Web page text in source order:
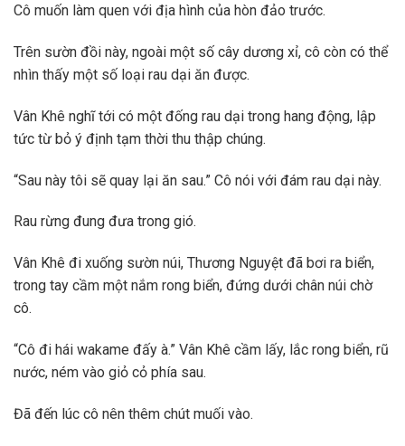
Cô muốn làm quen với địa hình của hòn đảo trước.
Trên sườn đồi này, ngoài một số cây dương xỉ, cô còn có thể
nhìn thấy một số loại rau dại ăn được.
Vân Khê nghĩ tới có một đống rau dại trong hang động, lập
tức từ bỏ ý định tạm thời thu thập chúng.
“Sau này tôi sẽ quay lại ăn sau.” Cô nói với đám rau dại này.
Rau rừng đung đưa trong gió.
Vân Khê đi xuống sườn núi, Thương Nguyệt đã bơi ra biển,
trong tay cầm một nắm rong biển, đứng dưới chân núi chờ
cô.
“Cô đi hái wakame đấy à.” Vân Khê cầm lấy, lắc rong biển, rũ
nước, ném vào giỏ cỏ phía sau.
Đã đến lúc cô nên thêm chút muối vào.